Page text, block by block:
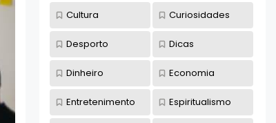
Cultura Curiosidades
Desporto Dicas
Dinheiro Economia
Entretenimento Espiritualismo